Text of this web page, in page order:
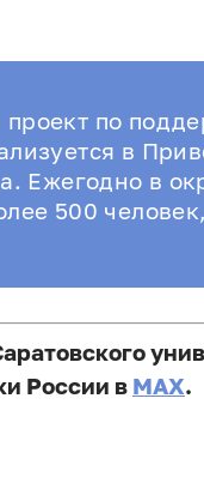
по
в
Ежегодно в
500
России в MAX.